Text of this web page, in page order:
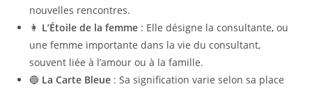
nouvelles rencontres.
👩 L’Étoile de la femme : Elle désigne la consultante, ou
une femme importante dans la vie du consultant,
souvent liée à l’amour ou à la famille.
🔵 La Carte Bleue : Sa signification varie selon sa place